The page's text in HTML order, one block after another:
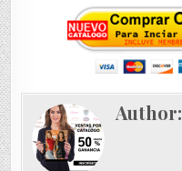
Author: